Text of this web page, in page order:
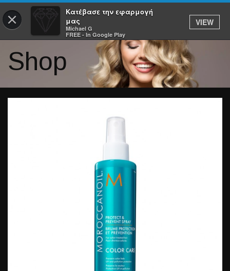
×
Κατέβασε την εφαρμογή
μας
Michael G
FREE - In Google Play
VIEW
Shop